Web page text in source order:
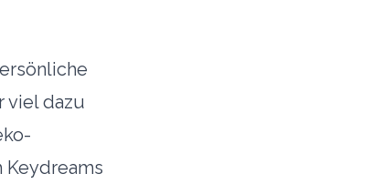
viel dazu
Keydreams